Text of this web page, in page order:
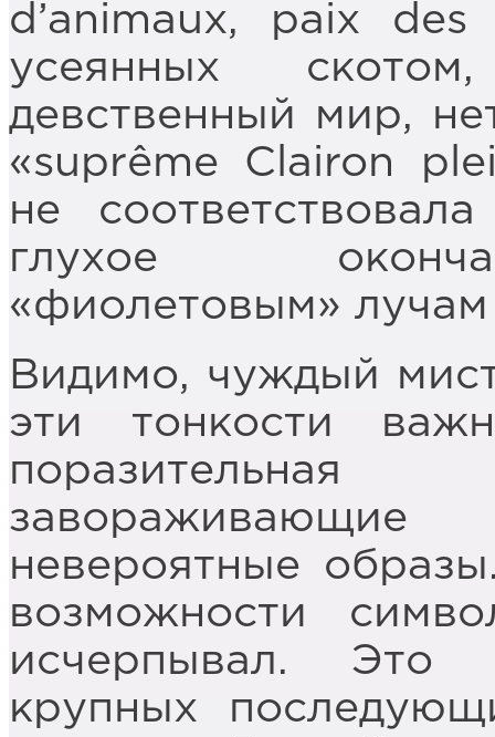
d’animaux, paix
усеянных
девственный мир,
«suprême Clairon
не
глухое
«фиолетовым»
Видимо, чуждый
эти тонкости
невероятные
возможности
исчерпывал. Это
крупных